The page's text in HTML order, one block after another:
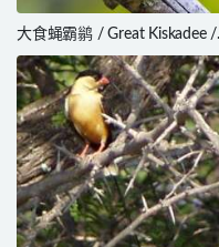
大食蝇霸鹟 / Great Kiskadee /
Pitangus sulphuratus